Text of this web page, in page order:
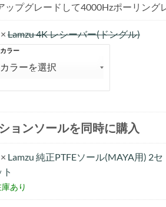
ップグレードして4000Hzポーリング
×Lamzu 4K レシーバー(ドングル)
カラー
ョンソールを同時に購入
× Lamzu 純正PTFEソール(MAYA用) 2セ
ト
あり